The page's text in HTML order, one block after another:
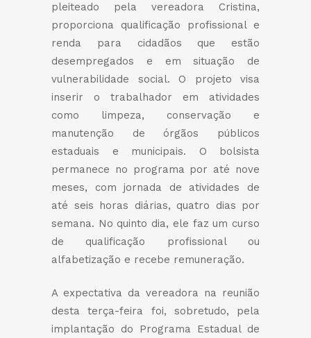
pleiteado pela vereadora Cristina,
proporciona qualificação profissional e
renda para cidadãos que estão
desempregados e em situação de
vulnerabilidade social. O projeto visa
inserir o trabalhador em atividades
como limpeza, conservação e
manutenção de órgãos públicos
estaduais e municipais. O bolsista
permanece no programa por até nove
meses, com jornada de atividades de
até seis horas diárias, quatro dias por
semana. No quinto dia, ele faz um curso
de qualificação profissional ou
alfabetização e recebe remuneração.
A expectativa da vereadora na reunião
desta terça-feira foi, sobretudo, pela
implantação do Programa Estadual de